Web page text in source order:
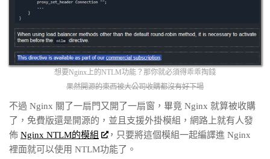
想要Nginx上的NTLM功能？那你就必須得乖乖掏錢
果然開源的東西被大公司收購都沒有好下場
不過 Nginx 關了一扇門又開了一扇窗，畢竟 Nginx 就算被收購
了，免費版還是開源的，並且支援外掛模組，網路上就有人發
佈 Nginx NTLM的模組
，只要將這個模組一起編譯進 Nginx
裡面就可以使用 NTLM功能了。